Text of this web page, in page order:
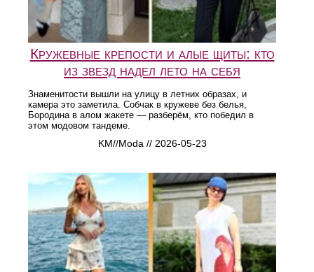
Кружевные крепости и алые щиты: кто
из звезд надел лето на себя
Знаменитости вышли на улицу в летних образах, и
камера это заметила. Собчак в кружеве без белья,
Бородина в алом жакете — разберём, кто победил в
этом модовом тандеме.
KM//Moda // 2026-05-23